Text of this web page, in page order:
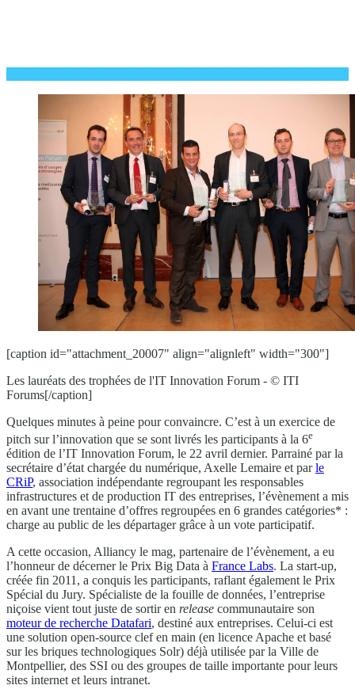
[caption id="attachment_20007" align="alignleft" width="300"]
Les lauréats des trophées de l'IT Innovation Forum - © ITI
Forums[/caption]
Quelques minutes à peine pour convaincre. C’est à un exercice de
pitch sur l’innovation que se sont livrés les participants à la 6e
édition de l’IT Innovation Forum, le 22 avril dernier. Parrainé par la
secrétaire d’état chargée du numérique, Axelle Lemaire et parle
CRiP, association indépendante regroupant les responsables
infrastructures et de production IT des entreprises, l’évènement a mis
en avant une trentaine d’offres regroupées en 6 grandes catégories* :
charge au public de les départager grâce à un vote participatif.
A cette occasion, Alliancy le mag, partenaire de l’évènement, a eu
l’honneur de décerner le Prix Big Data à France Labs. La start-up,
créée fin 2011, a conquis les participants, raflant également le Prix
Spécial du Jury. Spécialiste de la fouille de données, l’entreprise
niçoise vient tout juste de sortir en release communautaire son
moteur de recherche Datafari, destiné aux entreprises. Celui-ci est
une solution open-source clef en main (en licence Apache et basé
sur les briques technologiques Solr) déjà utilisée par la Ville de
Montpellier, des SSI ou des groupes de taille importante pour leurs
sites internet et leurs intranet.